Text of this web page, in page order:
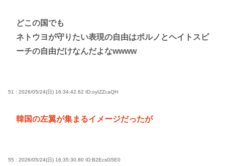
どこの国でも
ネトウヨが守りたい表現の自由はポルノとヘイトスピ
ーチの自由だけなんだよなwwww
51 : 2026/05/24(日) 16:34:42.62 ID:oyIZZcaQH
韓国の左翼が集まるイメージだったが
55 : 2026/05/24(日) 16:35:30.80 ID:B2EcsG5E0